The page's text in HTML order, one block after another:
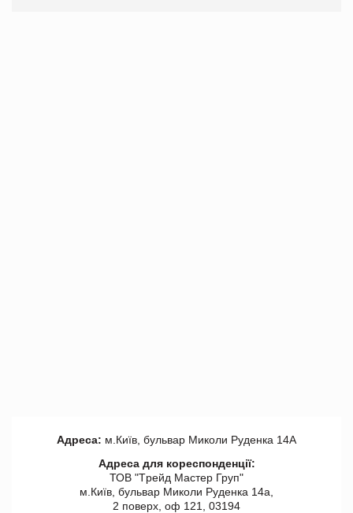
Адреса: м.Київ, бульвар Миколи Руденка 14А
Адреса для кореспонденції:
ТОВ "Tрейд Мастер Груп"
м.Київ, бульвар Миколи Руденка 14а,
2 поверх, оф 121, 03194